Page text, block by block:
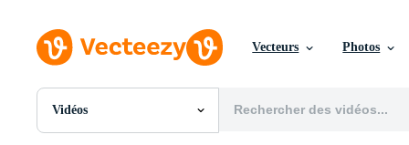
Vecteurs Photos
Vidéos
Toutes Images